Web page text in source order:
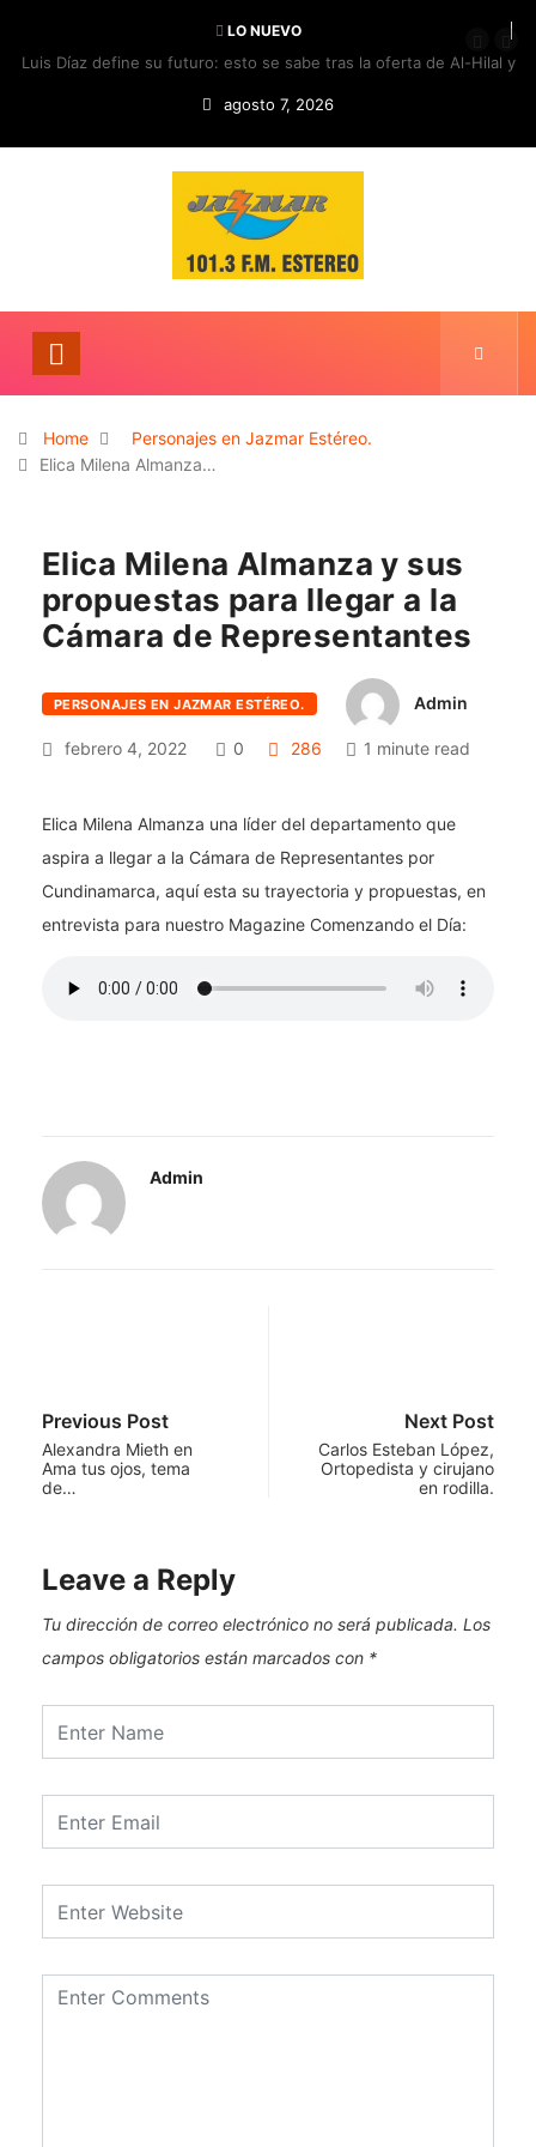
LO NUEVO
Luis Díaz define su futuro: esto se sabe tras la oferta de Al-Hilal y
la respuesta del Bayern
agosto 7, 2026
Home
Personajes en Jazmar Estéreo.
Elica Milena Almanza…
Elica Milena Almanza y sus
propuestas para llegar a la
Cámara de Representantes
PERSONAJES EN JAZMAR ESTÉREO. Admin
febrero 4, 2022 0 286 1 minute read
Elica Milena Almanza una líder del departamento que
aspira a llegar a la Cámara de Representantes por
Cundinamarca, aquí esta su trayectoria y propuestas, en
entrevista para nuestro Magazine Comenzando el Día:
Admin
Previous Post
Alexandra Mieth en
Ama tus ojos, tema
de…
Next Post
Carlos Esteban López,
Ortopedista y cirujano
en rodilla.
Leave a Reply
Tu dirección de correo electrónico no será publicada. Los
campos obligatorios están marcados con *